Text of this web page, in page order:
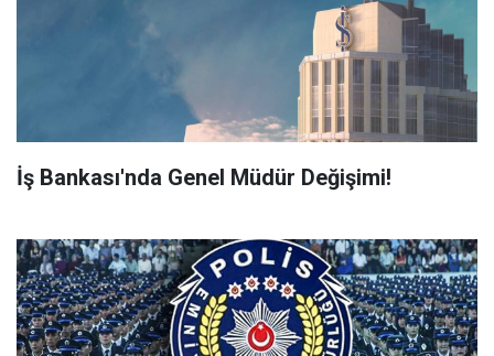
İş Bankası'nda Genel Müdür Değişimi!